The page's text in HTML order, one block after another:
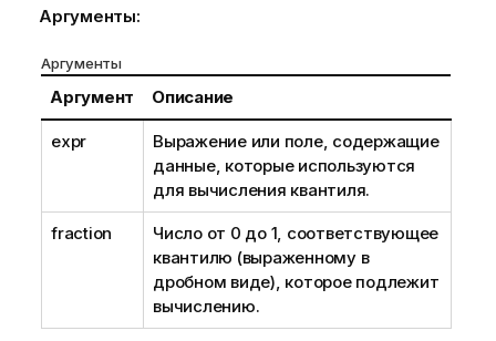
а
к
Аргументы:
Аргументы
Аргумент Описание
expr
Выражение или поле, содержащие
данные, которые используются
для вычисления квантиля.
fraction
Число от 0 до 1, соответствующее
квантилю (выраженному в
дробном виде), которое подлежит
вычислению.